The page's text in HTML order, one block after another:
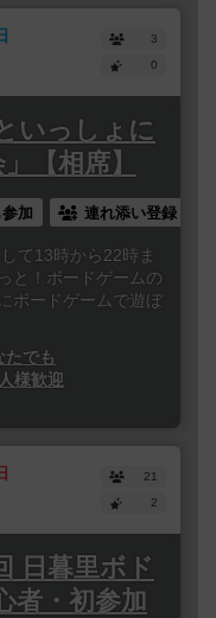
3
0
いっしょに
【相席】
加 連れ添い登録
て13時から22時ま
と！ボードゲームの
ボードゲームで遊ぼ
たでも
様歓迎
21
2
日暮里ボド
者・初参加